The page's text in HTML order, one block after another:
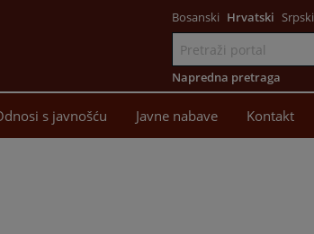
Bosanski Hrvatski Srpski
Napredna pretraga
s javnošću Javne nabave Kontakt